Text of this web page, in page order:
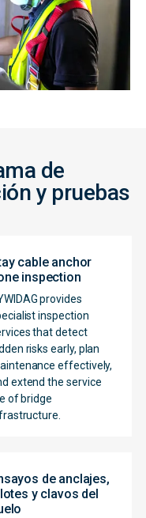
de
y pruebas
cable anchor
inspection
provides
inspection
that detect
risks early, plan
effectively,
extend the service
of bridge
de anclajes,
y clavos del